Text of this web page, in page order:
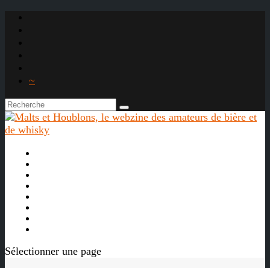
~
Sélectionner une page